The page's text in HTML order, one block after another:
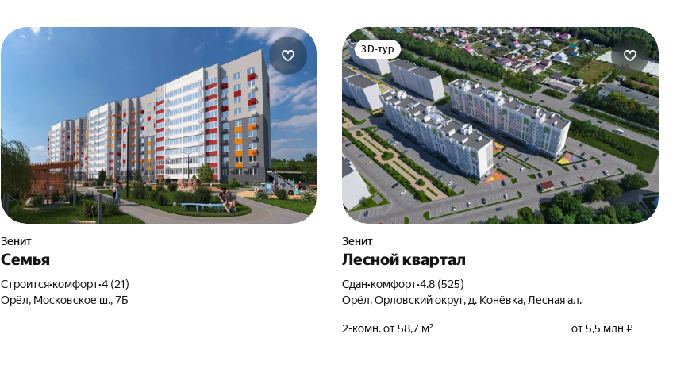
Зенит
Семья
Строится•комфорт•4 (21)
Орёл, Московское ш., 7Б
3D-тур
Зенит
Лесной квартал
Сдан•комфорт•4.8 (525)
Орёл, Орловский округ, д. Конёвка, Лесная ал.
2-комн. от 58,7 м² от 5,5 млн ₽